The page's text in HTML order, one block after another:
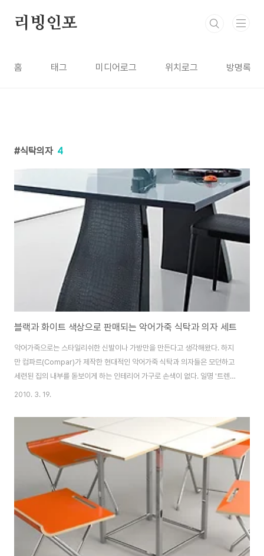
리빙인포
홈 태그 미디어로그 위치로그 방명록
식탁의자 4
블랙과 화이트 색상으로 판매되는 악어가죽 식탁과 의자 세트
악어가죽으로는 스타일리쉬한 신발이나 가방만을 만든다고 생각해왔다. 하지
만 컴파르(Compar)가 제작한 현대적인 악어가죽 식탁과 의자들은 모던하고
세련된 집의 내부를 돋보이게 하는 인테리어 가구로 손색이 없다. 일명 '트렌드
컬렉션(Trend Collection)'으로 명명된 이 식탁 세트는 날렵하고 심플한 선
부드러운 곡선의 다리와 래커를 칠한 금속 받침 위에 투명한 유리 재질의 상판
으로 구성되었다. 여기에 딸려오는 악어가죽 의자들이 실내공간을 한층 더 세
련되게 만들준다. 블랙과 화이트 색상으로 판매되는 이 악어가죽 식탁세트는
사용자의 주방에 이국적인 화려함을 배가시켜줄 것이다. 출처:
http://www.compar-srl.it..
2010. 3. 19.